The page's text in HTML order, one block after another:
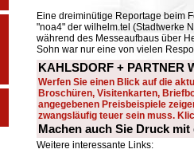
Eine dreiminütige Reportage beim
"noa4" der wilhelm.tel (Stadtwerke
während des Messeaufbaus über
Sohn war nur eine von vielen
KAHLSDORF + PARTNER
Werfen Sie einen Blick auf die
Broschüren, Visitenkarten,
angegebenen Preisbeispiele
zwangsläufig teuer sein muss.
Machen auch Sie Druck
Weitere interessante Links: